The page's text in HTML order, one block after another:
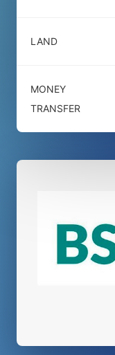
LAND
MONEY
TRANSFER